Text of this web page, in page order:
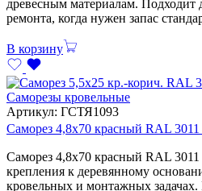
древесным материалам. Подходит
ремонта, когда нужен запас
В корзину
Саморезы кровельные
Артикул: ГСТЯ1093
Саморез 4,8х70 красный RAL 3011
Саморез 4,8х70 красный RAL 3011
крепления к деревянному
кровельных и монтажных